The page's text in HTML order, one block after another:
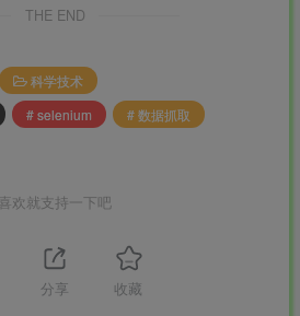
THE END
科学技术
# selenium
# 数据抓取
喜欢就支持一下吧
分享 收藏